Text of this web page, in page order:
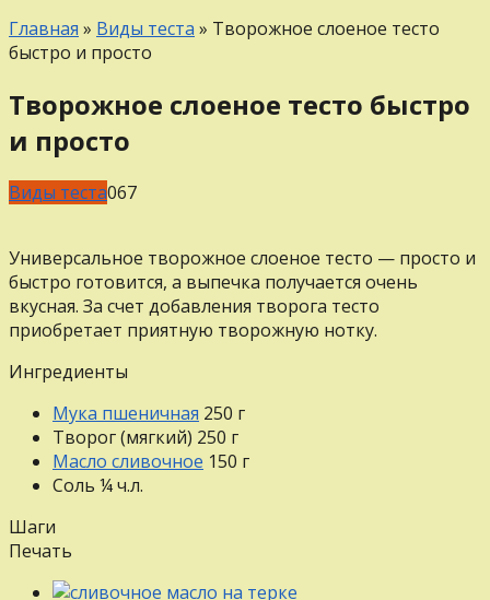
Главная » Виды теста » Творожное слоеное тесто
быстро и просто
Творожное слоеное тесто быстро
и просто
Виды теста067
Универсальное творожное слоеное тесто — просто и
быстро готовится, а выпечка получается очень
вкусная. За счет добавления творога тесто
приобретает приятную творожную нотку.
Ингредиенты
Мука пшеничная 250 г
Творог (мягкий) 250 г
Масло сливочное 150 г
Соль ¼ч.л.
Шаги
Печать